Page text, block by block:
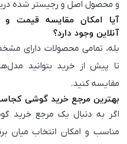
و محصول اصل و رجیستر شده
آیا امکان مقایسه قیمت
آنلاین وجود دارد؟
بله، تمامی محصولات دارای
تا پیش از خرید بتوانید
مقایسه کنید.
بهترین مرجع خرید گوشی
اگر به دنبال یک مرجع خرید
مناسب و امکان انتخاب میان